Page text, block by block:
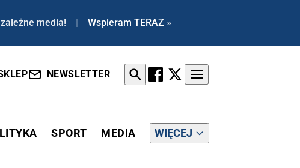
media! | Wspieram TERAZ »
NEWSLETTER
SPORT MEDIA WIĘCEJ